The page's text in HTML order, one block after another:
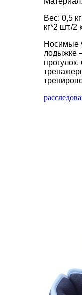
Вес: 0,5
кг*2 шт./2
Носимые
лодыжке